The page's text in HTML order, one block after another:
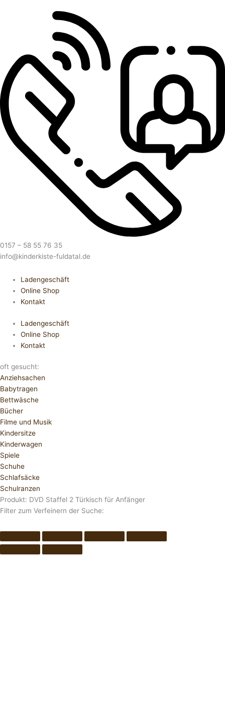
0157 – 58 55 76 35
info@kinderkiste-fuldatal.de
Ladengeschäft
Online Shop
Kontakt
Ladengeschäft
Online Shop
Kontakt
oft gesucht:
Anziehsachen
Babytragen
Bettwäsche
Bücher
Filme und Musik
Kindersitze
Kinderwagen
Spiele
Schuhe
Schlafsäcke
Schulranzen
Produkt: DVD Staffel 2 Türkisch für Anfänger
Filter zum Verfeinern der Suche: